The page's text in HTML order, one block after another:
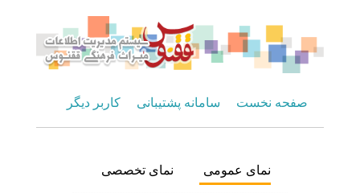
صفحه نخست سامانه پشتیبانی کاربر دیگر
نمای عمومی نمای تخصصی